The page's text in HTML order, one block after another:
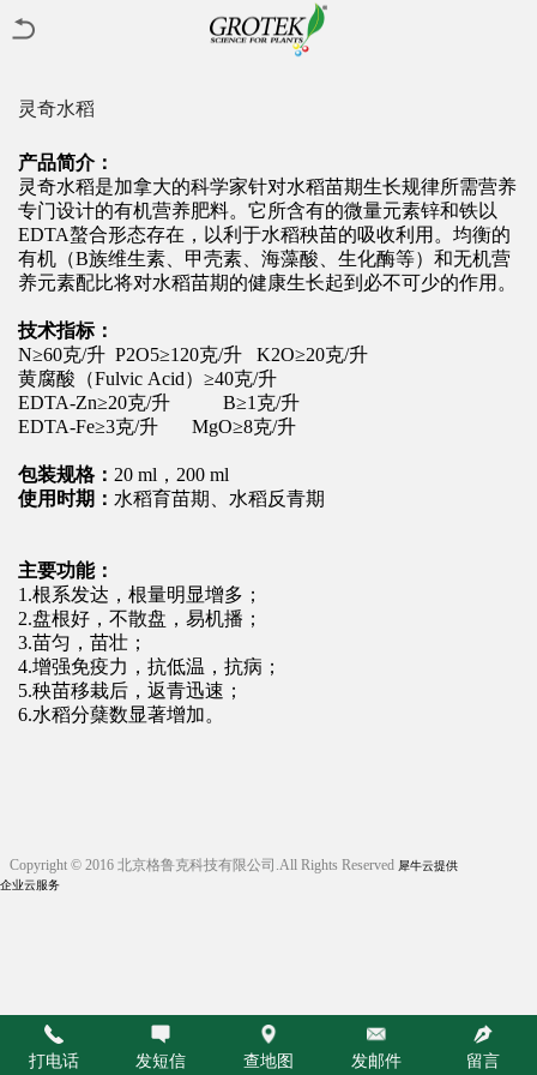
灵奇水稻
产品简介：
灵奇水稻是加拿大的科学家针对水稻苗期生长规律所需营养
专门设计的有机营养肥料。它所含有的微量元素锌和铁以
EDTA螯合形态存在，以利于水稻秧苗的吸收利用。均衡的
有机（B族维生素、甲壳素、海藻酸、生化酶等）和无机营
养元素配比将对水稻苗期的健康生长起到必不可少的作用。
技术指标：
N≥60克/升 P2O5≥120克/升 K2O≥20克/升
黄腐酸（Fulvic Acid）≥40克/升
EDTA-Zn≥20克/升 B≥1克/升
EDTA-Fe≥3克/升 MgO≥8克/升
包装规格： 20 ml，200 ml
使用时期： 水稻育苗期、水稻反青期
主要功能：
1.根系发达，根量明显增多；
2.盘根好，不散盘，易机播；
3.苗匀，苗壮；
4.增强免疫力，抗低温，抗病；
5.秧苗移栽后，返青迅速；
6.水稻分蘖数显著增加。
Copyright © 2016 北京格鲁克科技有限公司.All Rights Reserved 犀牛云提供
企业云服务
打电话 发短信 查地图 发邮件 留言